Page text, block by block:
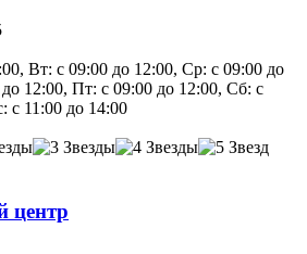
Вт: с 09:00 до 12:00, Ср: с 09:00 до
12:00, Пт: с 09:00 до 12:00, Сб: с
с 11:00 до 14:00
центр